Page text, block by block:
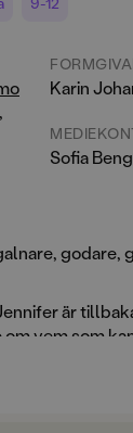
,
Karin
Sofia
godare,
är
vem som
Domare